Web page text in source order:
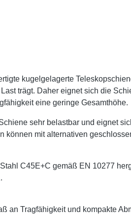
kugelgelagerte
trägt. Daher eignet sich die
eine geringe Gesamthöhe.
sehr belastbar und eignet
können mit alternativen
C45E+C gemäß EN 10277
an Tragfähigkeit und kompakte